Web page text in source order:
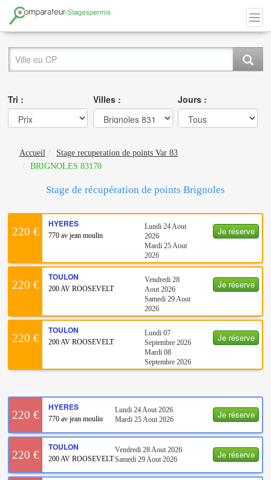
Tri : Villes : Jours :
Accueil
Stage recuperation de points Var 83
BRIGNOLES 83170
Stage de récupération de points Brignoles
Je réserve
220 €
HYERES
770 av jean moulin
Lundi 24 Aout
2026
Mardi 25 Aout
2026
Je réserve
220 €
TOULON
200 AV ROOSEVELT
Vendredi 28
Aout 2026
Samedi 29 Aout
2026
Je réserve
220 €
TOULON
200 AV ROOSEVELT
Lundi 07
Septembre 2026
Mardi 08
Septembre 2026
Je réserve
220 €
HYERES
770 av jean moulin
Lundi 24 Aout 2026
Mardi 25 Aout 2026
Je réserve
220 €
TOULON
200 AV ROOSEVELT
Vendredi 28 Aout 2026
Samedi 29 Aout 2026